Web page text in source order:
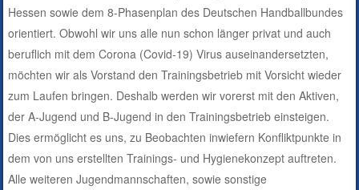
Hessen sowie dem 8-Phasenplan des Deutschen Handballbundes
orientiert. Obwohl wir uns alle nun schon länger privat und auch
beruflich mit dem Corona (Covid-19) Virus auseinandersetzten,
möchten wir als Vorstand den Trainingsbetrieb mit Vorsicht wieder
zum Laufen bringen. Deshalb werden wir vorerst mit den Aktiven,
der A-Jugend und B-Jugend in den Trainingsbetrieb einsteigen.
Dies ermöglicht es uns, zu Beobachten inwiefern Konfliktpunkte in
dem von uns erstellten Trainings- und Hygienekonzept auftreten.
Alle weiteren Jugendmannschaften, sowie sonstige